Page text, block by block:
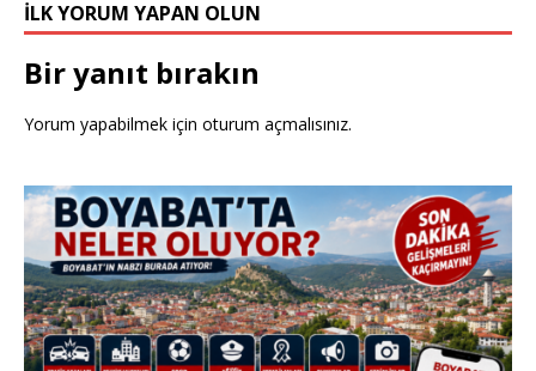
İLK YORUM YAPAN OLUN
Bir yanıt bırakın
Yorum yapabilmek için oturum açmalısınız.